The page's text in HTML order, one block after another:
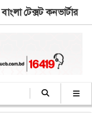
বাংলা টেক্সট কনভার্টার